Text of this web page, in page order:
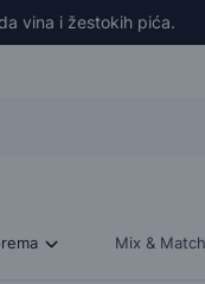
vina i žestokih pića.
Mix & Match